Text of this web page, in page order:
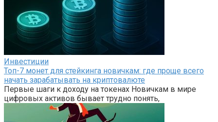
Инвестиции
Топ-7 монет для стейкинга новичкам: где проще всего
начать зарабатывать на криптовалюте
Первые шаги к доходу на токенах Новичкам в мире
цифровых активов бывает трудно понять,